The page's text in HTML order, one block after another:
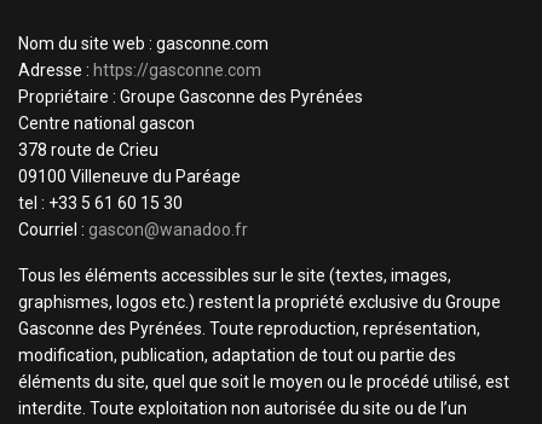
Nom du site web : gasconne.com
Adresse : https://gasconne.com
Propriétaire : Groupe Gasconne des Pyrénées
Centre national gascon
378 route de Crieu
09100 Villeneuve du Paréage
tel : +33 5 61 60 15 30
Courriel : gascon@wanadoo.fr
Tous les éléments accessibles sur le site (textes, images,
graphismes, logos etc.) restent la propriété exclusive du Groupe
Gasconne des Pyrénées. Toute reproduction, représentation,
modification, publication, adaptation de tout ou partie des
éléments du site, quel que soit le moyen ou le procédé utilisé, est
interdite. Toute exploitation non autorisée du site ou de l’un